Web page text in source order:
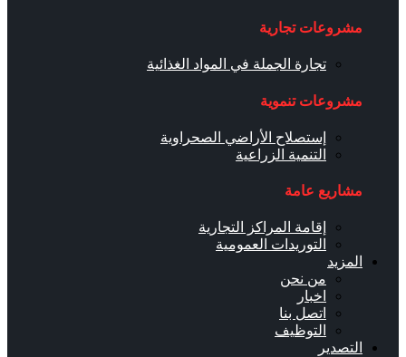
مشروعات تجارية
تجارة الجملة في المواد الغذائية
مشروعات تنموية
إستصلاح الأراضي الصحراوية
التنمية الزراعية
مشاريع عامة
إقامة المراكز التجارية
التوريدات العمومية
المزيد
من نحن
اخبار
اتصل بنا
التوظيف
التصدير